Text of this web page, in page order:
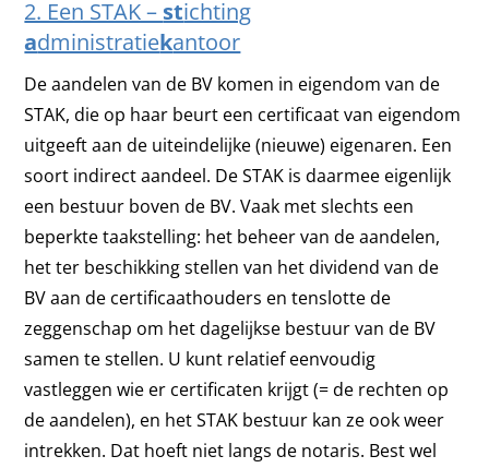
2. Een STAK – stichting
administratiekantoor
De aandelen van de BV komen in eigendom van de
STAK, die op haar beurt een certificaat van eigendom
uitgeeft aan de uiteindelijke (nieuwe) eigenaren. Een
soort indirect aandeel. De STAK is daarmee eigenlijk
een bestuur boven de BV. Vaak met slechts een
beperkte taakstelling: het beheer van de aandelen,
het ter beschikking stellen van het dividend van de
BV aan de certificaathouders en tenslotte de
zeggenschap om het dagelijkse bestuur van de BV
samen te stellen. U kunt relatief eenvoudig
vastleggen wie er certificaten krijgt (= de rechten op
de aandelen), en het STAK bestuur kan ze ook weer
intrekken. Dat hoeft niet langs de notaris. Best wel